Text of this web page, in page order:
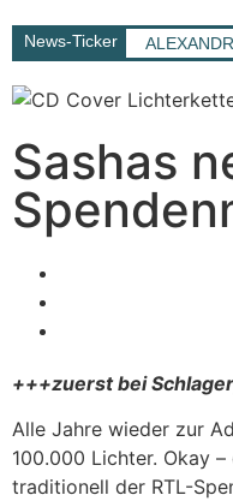
News-Ticker
Sashas
+++zuerst bei
Alle Jahre wieder zur
100.000 Lichter. Okay
traditionell der RTL-